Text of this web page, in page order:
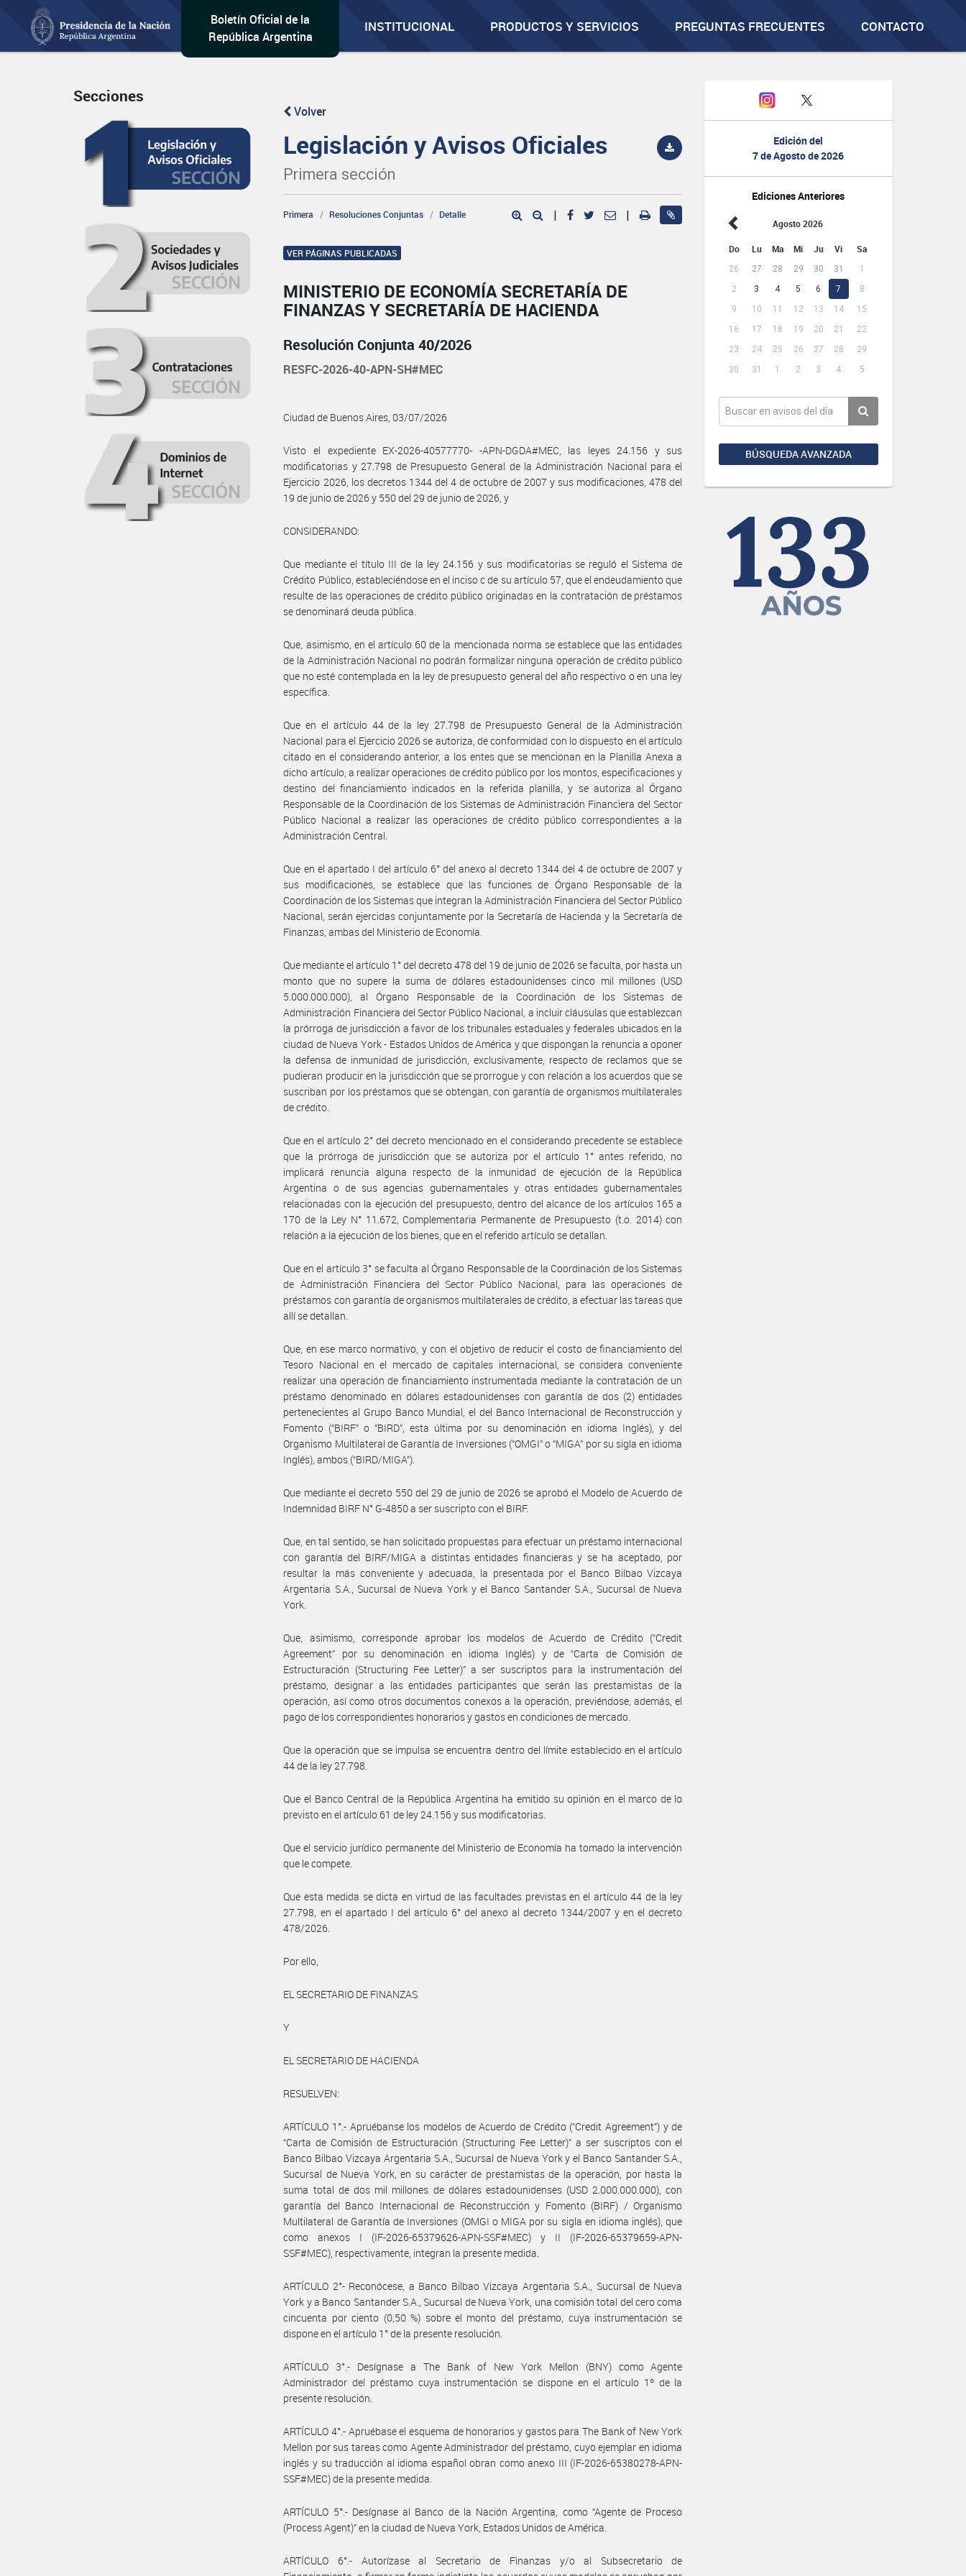
Boletín Oficial de la
República Argentina
INSTITUCIONAL PRODUCTOS Y SERVICIOS PREGUNTAS FRECUENTES CONTACTO
Edición del
7 de Agosto de 2026
Ediciones Anteriores
Agosto 2026
Do Lu Ma Mi Ju Vi Sa
26 27 28 29 30 31
1
2
3 4 5 6 7
8
9
10 11 12 13 14
15
16
17 18 19 20 21
22
23
24 25 26 27 28
29
30
31 1 2 3 4 5
BÚSQUEDA AVANZADA
Secciones
Volver
Legislación y Avisos Oficiales
Primera sección
Primera Resoluciones Conjuntas Detalle | |
VER PÁGINAS PUBLICADAS
MINISTERIO DE ECONOMÍA SECRETARÍA DE
FINANZAS Y SECRETARÍA DE HACIENDA
Resolución Conjunta 40/2026
RESFC-2026-40-APN-SH#MEC
Ciudad de Buenos Aires, 03/07/2026
Visto el expediente EX-2026-40577770- -APN-DGDA#MEC, las leyes 24.156 y sus
modificatorias y 27.798 de Presupuesto General de la Administración Nacional para el
Ejercicio 2026, los decretos 1344 del 4 de octubre de 2007 y sus modificaciones, 478 del
19 de junio de 2026 y 550 del 29 de junio de 2026, y
CONSIDERANDO:
Que mediante el título III de la ley 24.156 y sus modificatorias se reguló el Sistema de
Crédito Público, estableciéndose en el inciso c de su artículo 57, que el endeudamiento que
resulte de las operaciones de crédito público originadas en la contratación de préstamos
se denominará deuda pública.
Que, asimismo, en el artículo 60 de la mencionada norma se establece que las entidades
de la Administración Nacional no podrán formalizar ninguna operación de crédito público
que no esté contemplada en la ley de presupuesto general del año respectivo o en una ley
específica.
Que en el artículo 44 de la ley 27.798 de Presupuesto General de la Administración
Nacional para el Ejercicio 2026 se autoriza, de conformidad con lo dispuesto en el artículo
citado en el considerando anterior, a los entes que se mencionan en la Planilla Anexa a
dicho artículo, a realizar operaciones de crédito público por los montos, especificaciones y
destino del financiamiento indicados en la referida planilla, y se autoriza al Órgano
Responsable de la Coordinación de los Sistemas de Administración Financiera del Sector
Público Nacional a realizar las operaciones de crédito público correspondientes a la
Administración Central.
Que en el apartado I del artículo 6° del anexo al decreto 1344 del 4 de octubre de 2007 y
sus modificaciones, se establece que las funciones de Órgano Responsable de la
Coordinación de los Sistemas que integran la Administración Financiera del Sector Público
Nacional, serán ejercidas conjuntamente por la Secretaría de Hacienda y la Secretaría de
Finanzas, ambas del Ministerio de Economía.
Que mediante el artículo 1° del decreto 478 del 19 de junio de 2026 se faculta, por hasta un
monto que no supere la suma de dólares estadounidenses cinco mil millones (USD
5.000.000.000), al Órgano Responsable de la Coordinación de los Sistemas de
Administración Financiera del Sector Público Nacional, a incluir cláusulas que establezcan
la prórroga de jurisdicción a favor de los tribunales estaduales y federales ubicados en la
ciudad de Nueva York - Estados Unidos de América y que dispongan la renuncia a oponer
la defensa de inmunidad de jurisdicción, exclusivamente, respecto de reclamos que se
pudieran producir en la jurisdicción que se prorrogue y con relación a los acuerdos que se
suscriban por los préstamos que se obtengan, con garantía de organismos multilaterales
de crédito.
Que en el artículo 2° del decreto mencionado en el considerando precedente se establece
que la prórroga de jurisdicción que se autoriza por el artículo 1° antes referido, no
implicará renuncia alguna respecto de la inmunidad de ejecución de la República
Argentina o de sus agencias gubernamentales y otras entidades gubernamentales
relacionadas con la ejecución del presupuesto, dentro del alcance de los artículos 165 a
170 de la Ley N° 11.672, Complementaria Permanente de Presupuesto (t.o. 2014) con
relación a la ejecución de los bienes, que en el referido artículo se detallan.
Que en el artículo 3° se faculta al Órgano Responsable de la Coordinación de los Sistemas
de Administración Financiera del Sector Público Nacional, para las operaciones de
préstamos con garantía de organismos multilaterales de crédito, a efectuar las tareas que
allí se detallan.
Que, en ese marco normativo, y con el objetivo de reducir el costo de financiamiento del
Tesoro Nacional en el mercado de capitales internacional, se considera conveniente
realizar una operación de financiamiento instrumentada mediante la contratación de un
préstamo denominado en dólares estadounidenses con garantía de dos (2) entidades
pertenecientes al Grupo Banco Mundial, el del Banco Internacional de Reconstrucción y
Fomento (“BIRF” o “BIRD”, esta última por su denominación en idioma Inglés), y del
Organismo Multilateral de Garantía de Inversiones (“OMGI” o “MIGA” por su sigla en idioma
Inglés), ambos (“BIRD/MIGA”).
Que mediante el decreto 550 del 29 de junio de 2026 se aprobó el Modelo de Acuerdo de
Indemnidad BIRF N° G-4850 a ser suscripto con el BIRF.
Que, en tal sentido, se han solicitado propuestas para efectuar un préstamo internacional
con garantía del BIRF/MIGA a distintas entidades financieras y se ha aceptado, por
resultar la más conveniente y adecuada, la presentada por el Banco Bilbao Vizcaya
Argentaria S.A., Sucursal de Nueva York y el Banco Santander S.A., Sucursal de Nueva
York.
Que, asimismo, corresponde aprobar los modelos de Acuerdo de Crédito (“Credit
Agreement” por su denominación en idioma Inglés) y de “Carta de Comisión de
Estructuración (Structuring Fee Letter)” a ser suscriptos para la instrumentación del
préstamo, designar a las entidades participantes que serán las prestamistas de la
operación, así como otros documentos conexos a la operación, previéndose, además, el
pago de los correspondientes honorarios y gastos en condiciones de mercado.
Que la operación que se impulsa se encuentra dentro del límite establecido en el artículo
44 de la ley 27.798.
Que el Banco Central de la República Argentina ha emitido su opinión en el marco de lo
previsto en el artículo 61 de ley 24.156 y sus modificatorias.
Que el servicio jurídico permanente del Ministerio de Economía ha tomado la intervención
que le compete.
Que esta medida se dicta en virtud de las facultades previstas en el artículo 44 de la ley
27.798, en el apartado I del artículo 6° del anexo al decreto 1344/2007 y en el decreto
478/2026.
Por ello,
EL SECRETARIO DE FINANZAS
Y
EL SECRETARIO DE HACIENDA
RESUELVEN:
ARTÍCULO 1°.- Apruébanse los modelos de Acuerdo de Crédito (“Credit Agreement”) y de
“Carta de Comisión de Estructuración (Structuring Fee Letter)” a ser suscriptos con el
Banco Bilbao Vizcaya Argentaria S.A., Sucursal de Nueva York y el Banco Santander S.A.,
Sucursal de Nueva York, en su carácter de prestamistas de la operación, por hasta la
suma total de dos mil millones de dólares estadounidenses (USD 2.000.000.000), con
garantía del Banco Internacional de Reconstrucción y Fomento (BIRF) / Organismo
Multilateral de Garantía de Inversiones (OMGI o MIGA por su sigla en idioma inglés), que
como anexos I (IF-2026-65379626-APN-SSF#MEC) y II (IF-2026-65379659-APN-
SSF#MEC), respectivamente, integran la presente medida.
ARTÍCULO 2°- Reconócese, a Banco Bilbao Vizcaya Argentaria S.A., Sucursal de Nueva
York y a Banco Santander S.A., Sucursal de Nueva York, una comisión total del cero coma
cincuenta por ciento (0,50 %) sobre el monto del préstamo, cuya instrumentación se
dispone en el artículo 1° de la presente resolución.
ARTÍCULO 3°.- Desígnase a The Bank of New York Mellon (BNY) como Agente
Administrador del préstamo cuya instrumentación se dispone en el artículo 1º de la
presente resolución.
ARTÍCULO 4°.- Apruébase el esquema de honorarios y gastos para The Bank of New York
Mellon por sus tareas como Agente Administrador del préstamo, cuyo ejemplar en idioma
inglés y su traducción al idioma español obran como anexo III (IF-2026-65380278-APN-
SSF#MEC) de la presente medida.
ARTÍCULO 5°.- Desígnase al Banco de la Nación Argentina, como “Agente de Proceso
(Process Agent)” en la ciudad de Nueva York, Estados Unidos de América.
ARTÍCULO 6°.- Autorízase al Secretario de Finanzas y/o al Subsecretario de